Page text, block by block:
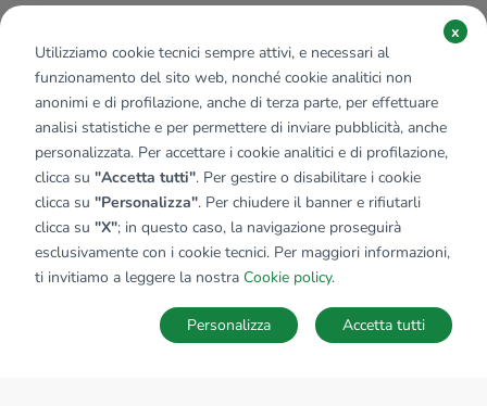
SALVA RICERCA
Utilizziamo cookie tecnici sempre attivi, e necessari al
funzionamento del sito web, nonché cookie analitici non
anonimi e di profilazione, anche di terza parte, per effettuare
analisi statistiche e per permettere di inviare pubblicità, anche
personalizzata. Per accettare i cookie analitici e di profilazione,
clicca su "Accetta tutti". Per gestire o disabilitare i cookie
clicca su "Personalizza". Per chiudere il banner e rifiutarli
clicca su "X"; in questo caso, la navigazione proseguirà
esclusivamente con i cookie tecnici. Per maggiori informazioni,
ti invitiamo a leggere la nostra Cookie policy.
x
Accetta tutti
Personalizza